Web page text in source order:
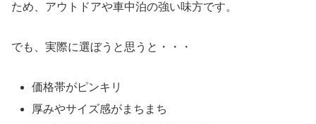
ため、アウトドアや車中泊の強い味方です。
でも、実際に選ぼうと思うと・・・
価格帯がピンキリ
厚みやサイズ感がまちまち